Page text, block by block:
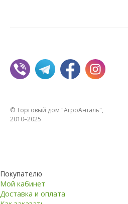
© Торговый дом "АгроАнталь",
2010–2025
Покупателю
Мой кабинет
Доставка и оплата